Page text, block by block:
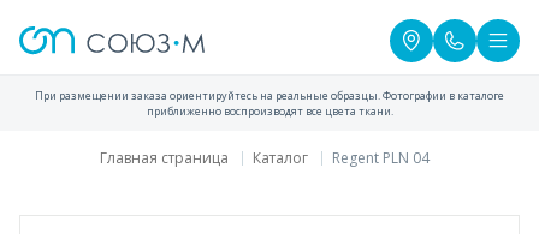
При размещении заказа ориентируйтесь на реальные образцы. Фотографии в каталоге
приближенно воспроизводят все цвета ткани.
Главная страница Каталог Regent PLN 04